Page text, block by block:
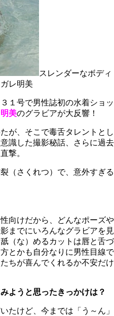
スレンダーなボディ
レ明美
１号で男性誌初の水着ショッ
美のグラビアが大反響！
が、そこで毒舌タレントとし
識した撮影秘話、さらに過去
撃。
（さくれつ）で、意外すぎる
向けだから、どんなポーズや
までにいろんなグラビアを見
（な）めるカットは唇と舌づ
とかも自分なりに男性目線で
ちが喜んでくれるか不安だけ
ようと思ったきっかけは？
たけど、今までは「う～ん」